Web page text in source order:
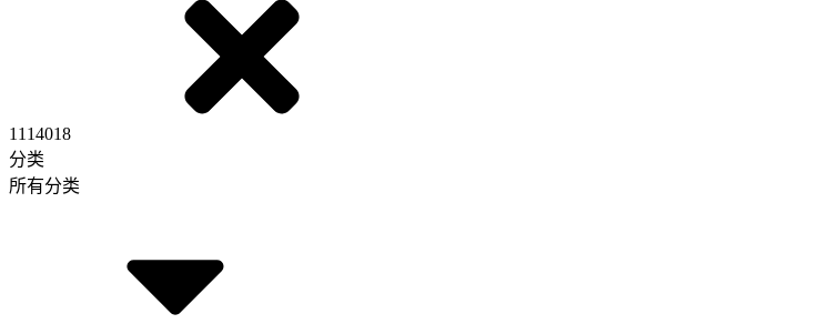
1114018
分类
所有分类